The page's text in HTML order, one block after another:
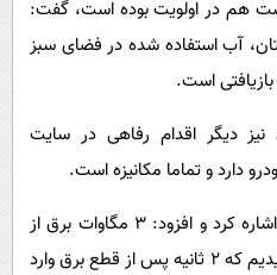
هم در اولویت بوده است، گفت:
آب استفاده شده در فضای سبز
است.
نیز دیگر اقدام رفاهی در سایت
طحانیان با پروژه تامین برق هم اشاره کرد و افزود: ۳ مگاوات برق از
طریق ژنراتور نمایشگاهی تدارک دیدیم که ۲ ثانیه پس از قطع برق وارد